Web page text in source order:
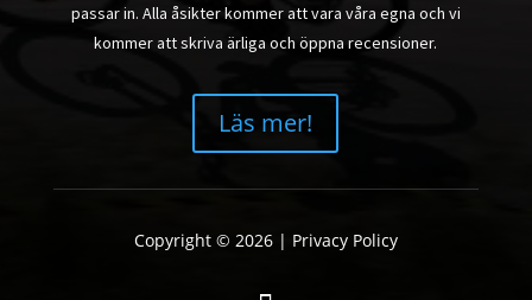
passar in. Alla åsikter kommer att vara våra egna och vi
kommer att skriva ärliga och öppna recensioner.
Läs mer!
Copyright © 2026 | Privacy Policy